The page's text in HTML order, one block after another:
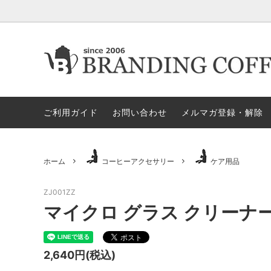
ロ
電動ミル ペ
モカ＝マキネッタ
ペーパーホルダー
ドリッパー＆サーバー（HARIO ハ
セット商品 ハリオ
GLOCAL STANDARD PRODUCTS
ご利用ガイド お問い合わせ メルマガ登録・解除
ホーム コーヒーアクセサリー ケア用品
ZJ001ZZ
マイクロ グラス クリーナ
2,640円(税込)